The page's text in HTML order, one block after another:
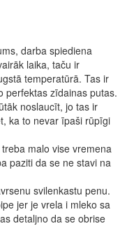
darba spiediena
laika, taču ir
temperatūrā. Tas ir
perfektas zīdainas putas.
noslaucīt, jo tas ir
ka to nevar īpaši rūpīgi
malo vise vremena
paziti da se ne stavi na
svilenkastu penu.
jer je vrela i mleko sa
detaljno da se obrise